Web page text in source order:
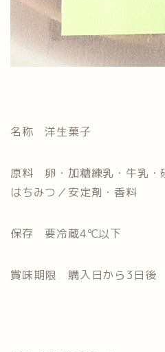
名称 洋生菓子
原料 卵・加糖練乳・牛乳・
はちみつ／安定剤・香料
保存 要冷蔵4℃以下
賞味期限 購入日から3日後